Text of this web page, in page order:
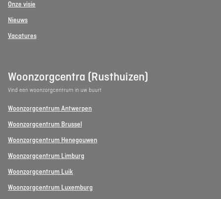
Onze visie
Nieuws
Vacatures
Woonzorgcentra (Rusthuizen)
Vind een woonzorgcentrum in uw buurt
Woonzorgcentrum Antwerpen
Woonzorgcentrum Brussel
Woonzorgcentrum Henegouwen
Woonzorgcentrum Limburg
Woonzorgcentrum Luik
Woonzorgcentrum Luxemburg